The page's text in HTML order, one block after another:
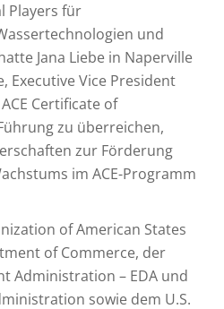
Players für
und
Jana Liebe in Naperville
Executive Vice President
Certificate of
zu überreichen,
zur Förderung
im ACE-Programm
of American States
of Commerce, der
Administration – EDA und
sowie dem U.S.